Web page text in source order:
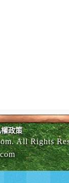
政策
All Rights